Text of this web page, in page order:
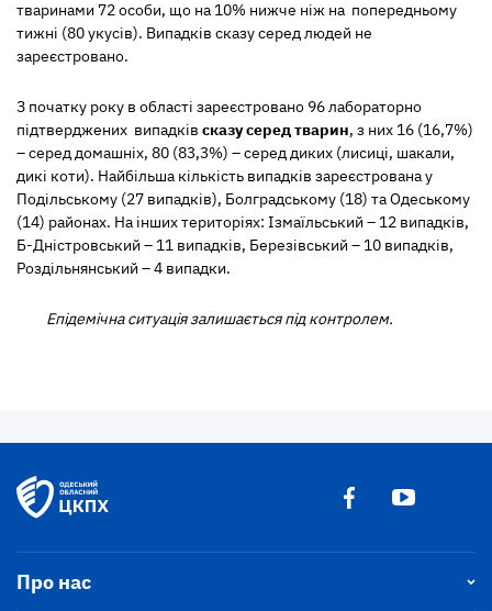
тваринами 72 особи, що на 10% нижче ніж на попередньому
тижні (80 укусів). Випадків сказу серед людей не
зареєстровано.
З початку року в області зареєстровано 96 лабораторно
підтверджених випадків сказу серед тварин, з них 16 (16,7%)
–серед домашніх, 80 (83,3%) – серед диких (лисиці, шакали,
дикі коти). Найбільша кількість випадків зареєстрована у
Подільському (27 випадків), Болградському (18) та Одеському
(14) районах. На інших територіях: Ізмаїльський – 12 випадків,
Б-Дністровський – 11 випадків, Березівський – 10 випадків,
Роздільнянський – 4 випадки.
Епідемічна ситуація залишається під контролем.
Про нас